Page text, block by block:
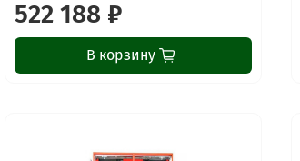
522 188 ₽
В корзину